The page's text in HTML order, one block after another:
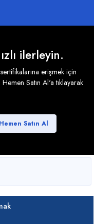
ilerleyin.
erişmek için
Satın Al'a tıklayarak
Hemen Satın Al